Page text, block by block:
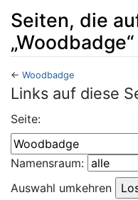
Seiten, die
← Woodbadge
Wechseln zu: Navigation
Links auf diese
Seite:
Namensraum:
Auswahl umkehren